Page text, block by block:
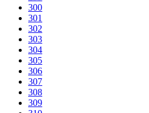
300
301
302
303
304
305
306
307
308
309